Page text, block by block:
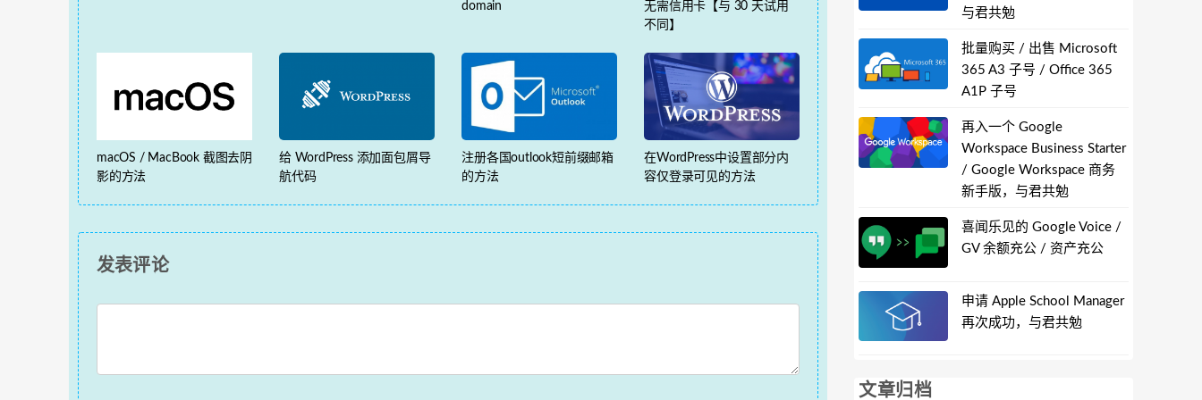
domain
无需信用卡【与 30 天试用
不同】
macOS / MacBook 截图去阴
影的方法
给 WordPress 添加面包屑导
航代码
注册各国outlook短前缀邮箱
的方法
在WordPress中设置部分内
容仅登录可见的方法
发表评论
与君共勉
批量购买 / 出售 Microsoft
365 A3 子号 / Office 365
A1P 子号
再入一个 Google
Workspace Business Starter
/ Google Workspace 商务
新手版，与君共勉
喜闻乐见的 Google Voice /
GV 余额充公 / 资产充公
申请 Apple School Manager
再次成功，与君共勉
文章归档